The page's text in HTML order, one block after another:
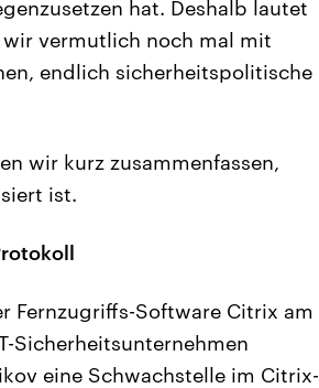
hat. Deshalb lautet
wir vermutlich noch mal mit
endlich sicherheitspolitische
wir kurz zusammenfassen,
ist.
Fernzugriffs-Software Citrix am
Sicherheitsunternehmen
eine Schwachstelle im Citrix-